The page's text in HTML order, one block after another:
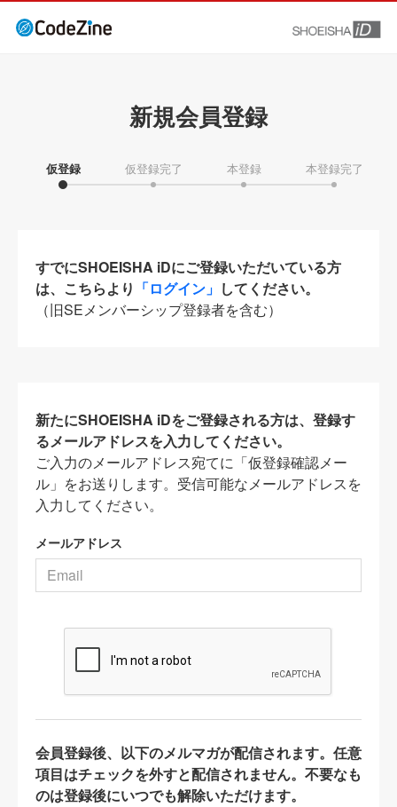
新規会員登録
仮登録 仮登録完了 本登録 本登録完了
すでにSHOEISHA iDにご登録いただいている方
は、こちらより 「ログイン」 してください。
（旧SEメンバーシップ登録者を含む）
新たにSHOEISHA iDをご登録される方は、登録す
るメールアドレスを入力してください。
ご入力のメールアドレス宛てに「仮登録確認メー
ル」をお送りします。受信可能なメールアドレスを
入力してください。
メールアドレス
会員登録後、以下のメルマガが配信されます。任意
項目はチェックを外すと配信されません。不要なも
のは登録後にいつでも解除いただけます。